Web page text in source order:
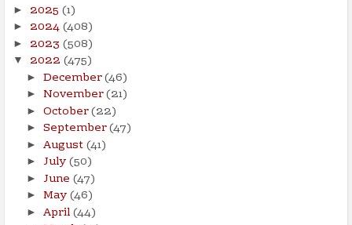
► 2025 (1)
► 2024(408)
► 2023 (508)
▼ 2022 (475)
► December(46)
► November(21)
► October(22)
► September(47)
► August(41)
► July(50)
► June (47)
► May(46)
► April(44)